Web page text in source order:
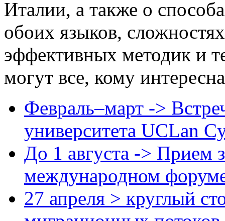
Италии, а также о
обоих языков,
эффективных методик и
могут все, кому
Февраль–март ->
университета UCLan
До 1 августа -> Прием
международном
27 апреля > круглый